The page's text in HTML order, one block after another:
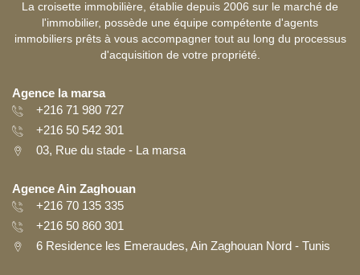
La croisette immobilière, établie depuis 2006 sur le marché de
l'immobilier, possède une équipe compétente d'agents
immobiliers prêts à vous accompagner tout au long du processus
d'acquisition de votre propriété.
Agence la marsa
+216 71 980 727
+216 50 542 301
03, Rue du stade - La marsa
Agence Ain Zaghouan
+216 70 135 335
+216 50 860 301
6 Residence les Emeraudes, Ain Zaghouan Nord - Tunis